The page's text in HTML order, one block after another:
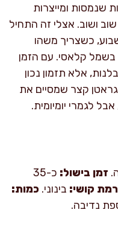
שנמסות ומייצרות
ושוב. אצלי זה התחיל
כשצריך משהו
קלאסי. עם הזמן
אלא תזמון נכון
קצר שמסיים את
לגמרי יומיומית.
זמן בישול:
כ-35
רמת קושי: בינוני. כמות: